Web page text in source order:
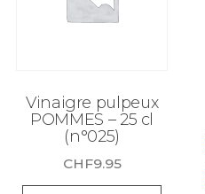
Vinaigre pulpeux
POMMES – 25 cl
(n°025)
CHF9.95